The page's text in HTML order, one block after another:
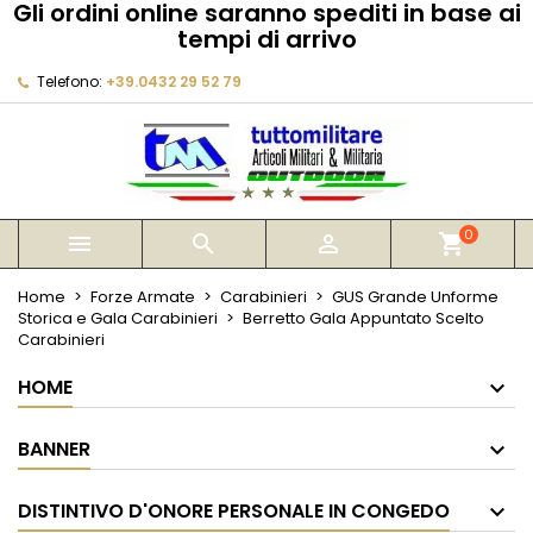
Gli ordini online saranno spediti in base ai
tempi di arrivo
Telefono: +39.0432 29 52 79
   shopping_cart0
Home Forze Armate Carabinieri
GUS Grande Unforme
Storica e Gala Carabinieri
Berretto Gala Appuntato Scelto
Carabinieri
HOME
BANNER
DISTINTIVO D'ONORE PERSONALE IN CONGEDO
My wishlists
add_circle_outline Create new list
Crea lista dei desideri
Annulla Crea lista dei desideri
Devi avere effettuato l'accesso per salvare dei
prodotti nella tua lista dei desideri.
Annulla